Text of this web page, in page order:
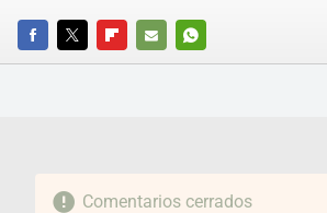
FACEBOOKTWITTERFLIPBOARD
E-
WHATSAPP
Comentarios cerrados